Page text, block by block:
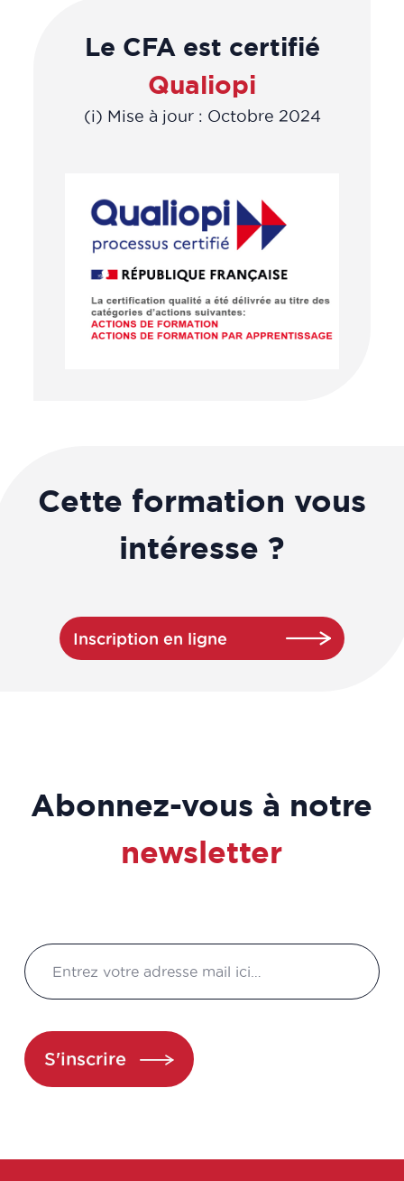
Le CFA est certifié
Qualiopi
(i) Mise à jour : Octobre 2024
Cette formation vous
intéresse ?
Inscription en ligne
Abonnez-vous à notre
newsletter
S'inscrire